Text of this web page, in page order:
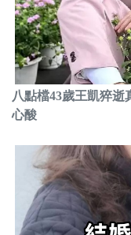
八點檔43歲王凱猝逝
心酸